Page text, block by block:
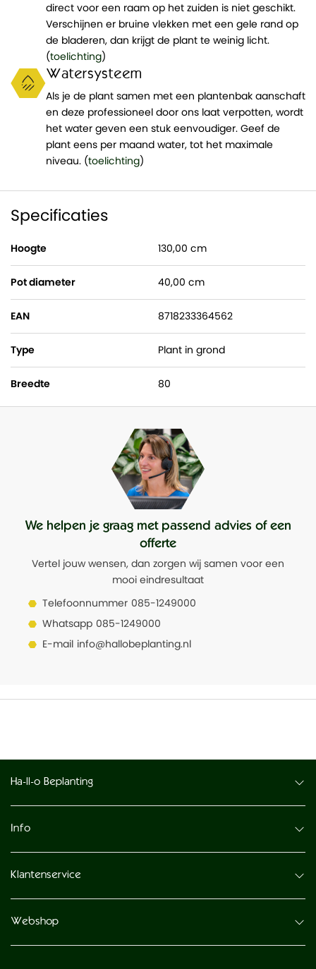
direct voor een raam op het zuiden is niet geschikt.
Verschijnen er bruine vlekken met een gele rand op
de bladeren, dan krijgt de plant te weinig licht.
(toelichting)
Watersysteem
Als je de plant samen met een plantenbak aanschaft
en deze professioneel door ons laat verpotten, wordt
het water geven een stuk eenvoudiger. Geef de
plant eens per maand water, tot het maximale
niveau. (toelichting)
Specificaties
Hoogte 130,00 cm
Pot diameter 40,00 cm
EAN 8718233364562
Type Plant in grond
Breedte 80
We helpen je graag met passend advies of een
offerte
Vertel jouw wensen, dan zorgen wij samen voor een
mooi eindresultaat
Telefoonnummer 085-1249000
Whatsapp 085-1249000
E-mail info@hallobeplanting.nl
Ha-ll-o Beplanting
Info
Klantenservice
Webshop